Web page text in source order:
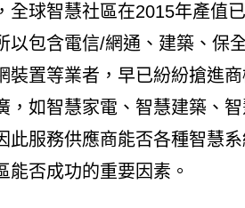
全球智慧社區在2015年產值
以包含電信/網通、建築、保
裝置等業者，早已紛紛搶進
，如智慧家電、智慧建築、
此服務供應商能否各種智慧
能否成功的重要因素。